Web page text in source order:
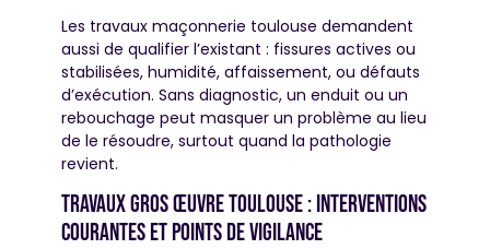
Les travaux maçonnerie toulouse demandent
aussi de qualifier l’existant : fissures actives ou
stabilisées, humidité, affaissement, ou défauts
d’exécution. Sans diagnostic, un enduit ou un
rebouchage peut masquer un problème au lieu
de le résoudre, surtout quand la pathologie
revient.
Travaux gros œuvre Toulouse : interventions
courantes et points de vigilance